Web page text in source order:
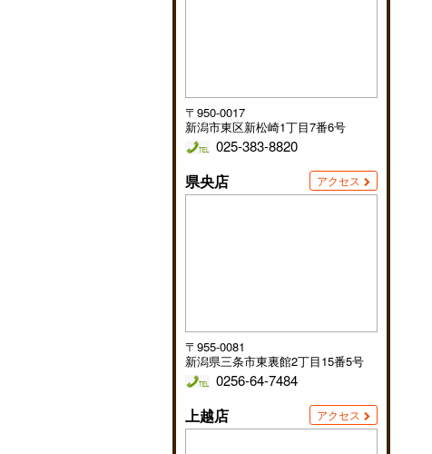
〒950-0017
新潟市東区新松崎1丁目7番6号
025-383-8820
県央店 アクセス
〒955-0081
新潟県三条市東裏館2丁目15番5号
0256-64-7484
上越店 アクセス